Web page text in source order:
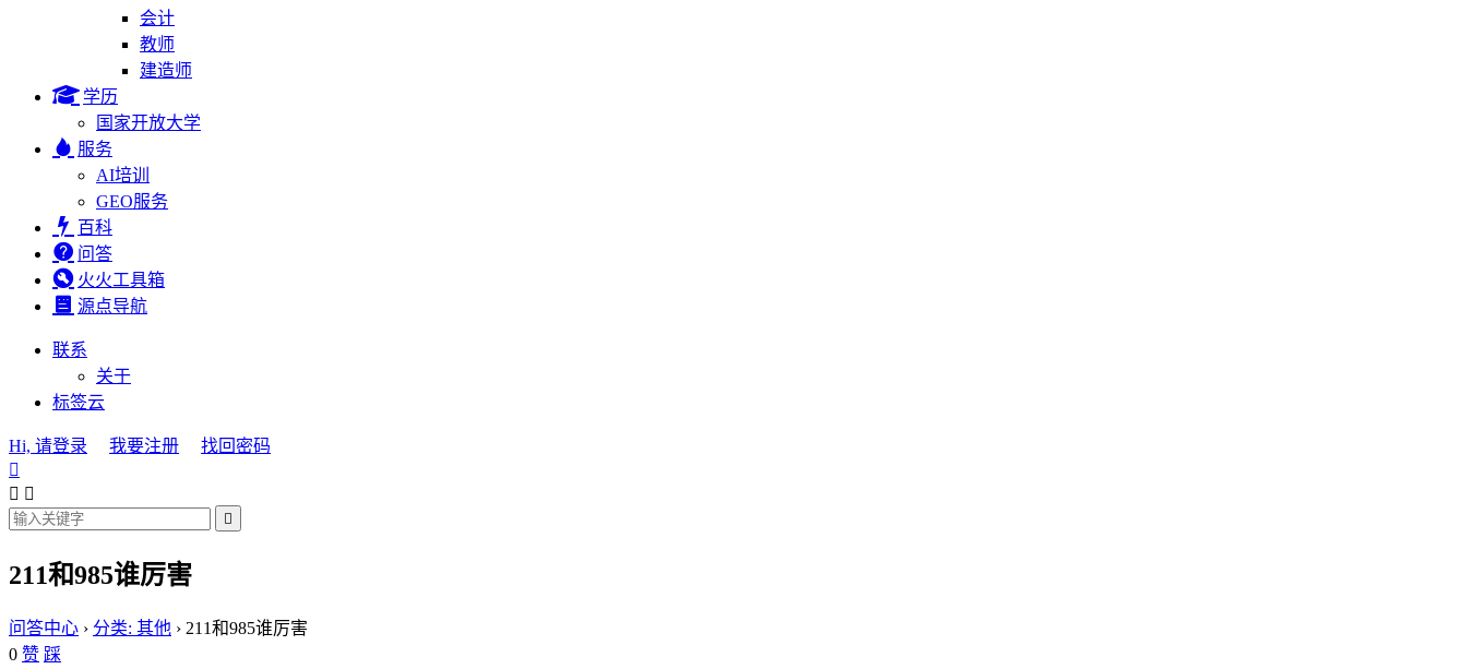
会计
教师
建造师
学历
国家开放大学
服务
AI培训
GEO服务
百科
问答
火火工具箱
源点导航
联系
关于
标签云
Hi, 请登录 我要注册
找回密码

 

211和985谁厉害
问答中心 › 分类: 其他 › 211和985谁厉害
0 赞 踩